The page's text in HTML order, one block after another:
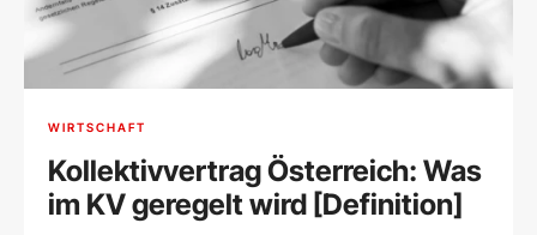
WIRTSCHAFT
Kollektivvertrag Österreich: Was
im KV geregelt wird [Definition]